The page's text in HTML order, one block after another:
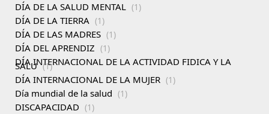
DÍA DE LA SALUD MENTAL (1)
DÍA DE LA TIERRA (1)
DÍA DE LAS MADRES (1)
DÍA DEL APRENDIZ (1)
DÍA INTERNACIONAL DE LA ACTIVIDAD FIDICA Y LA
SALU (1)
DÍA INTERNACIONAL DE LA MUJER (1)
Día mundial de la salud (1)
DISCAPACIDAD (1)